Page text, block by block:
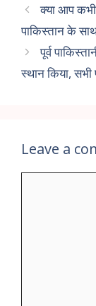
क्या आप
पाकिस्तान के
पूर्व
स्थान किया,
Leave a